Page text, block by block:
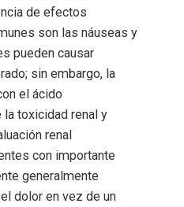
de efectos
son las náuseas y
pueden causar
sin embargo, la
el ácido
toxicidad renal y
renal
con importante
generalmente
dolor en vez de un